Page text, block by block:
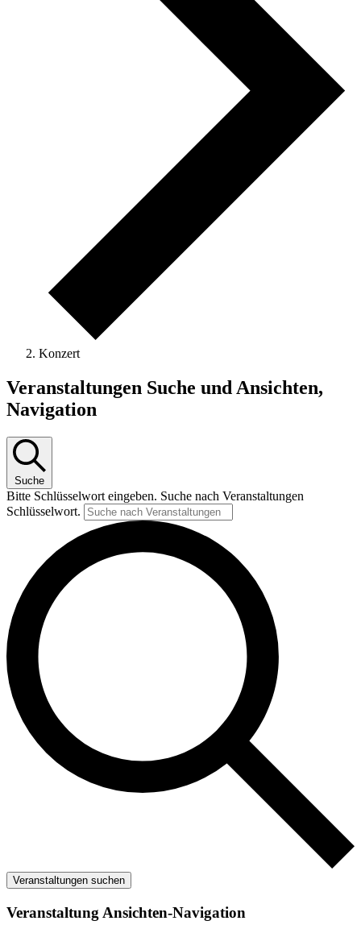
Konzert
Veranstaltungen
Veranstaltungen Suche und Ansichten,
Navigation
Suche
Bitte Schlüsselwort eingeben. Suche nach Veranstaltungen
Schlüsselwort.
Veranstaltungen suchen
Veranstaltung Ansichten-Navigation